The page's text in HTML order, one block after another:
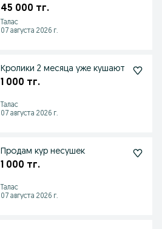
45 000 тг.
Талас
07 августа 2026 г.
Кролики 2 месяца уже кушают
1 000 тг.
Талас
07 августа 2026 г.
Продам кур несушек
1 000 тг.
Талас
07 августа 2026 г.